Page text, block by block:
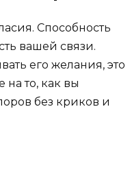
Способность
вашей связи.
его желания, это
на то, как вы
без криков и